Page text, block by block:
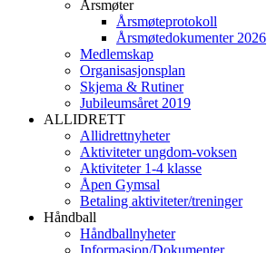
Årsmøter
Årsmøteprotokoll
Årsmøtedokumenter 2026
Medlemskap
Organisasjonsplan
Skjema & Rutiner
Jubileumsåret 2019
ALLIDRETT
Allidrettnyheter
Aktiviteter ungdom-voksen
Aktiviteter 1-4 klasse
Åpen Gymsal
Betaling aktiviteter/treninger
Håndball
Håndballnyheter